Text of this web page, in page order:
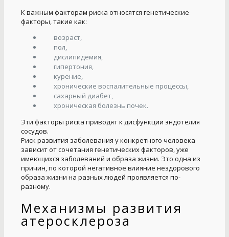
К важным факторам риска относятся генетические
факторы, такие как:
возраст,
пол,
дислипидемия,
гипертония,
курение,
хронические воспалительные процессы,
сахарный диабет,
хроническая болезнь почек.
Эти факторы риска приводят к дисфункции эндотелия
сосудов.
Риск развития заболевания у конкретного человека
зависит от сочетания генетических факторов, уже
имеющихся заболеваний и образа жизни. Это одна из
причин, по которой негативное влияние нездорового
образа жизни на разных людей проявляется по-
разному.
Механизмы развития
атеросклероза